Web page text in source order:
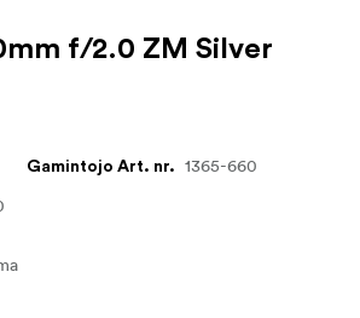
f/2.0 ZM Silver
Gamintojo Art. nr. 1365-660